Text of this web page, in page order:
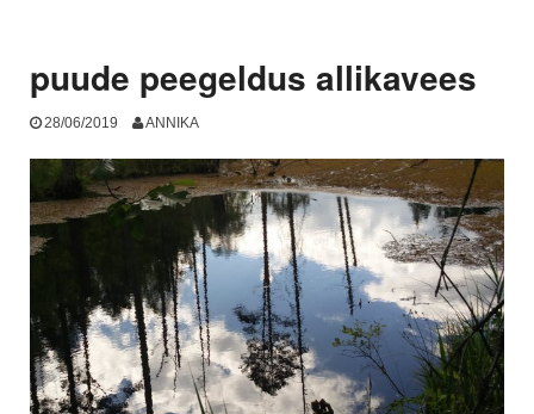
puude peegeldus allikavees
28/06/2019 ANNIKA